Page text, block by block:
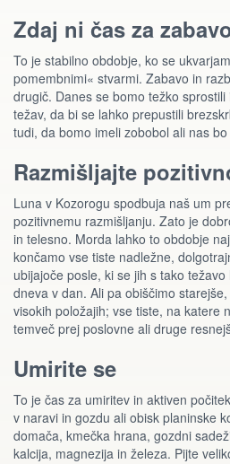
Zdaj ni čas za
To je stabilno obdobje, ko se
pomembnimi« stvarmi. Zabavo in
drugič. Danes se bomo težko
težav, da bi se lahko prepustili
tudi, da bomo imeli zobobol ali nas
Razmišljajte
Luna v Kozorogu spodbuja naš um
pozitivnemu razmišljanju. Zato je
in telesno. Morda lahko to obdobje
končamo vse tiste nadležne,
ubijajoče posle, ki se jih s tako
dneva v dan. Ali pa obiščimo
visokih položajih; vse tiste, na katere
temveč prej poslovne ali druge
Umirite se
To je čas za umiritev in aktiven
v naravi in gozdu ali obisk planinske
domača, kmečka hrana, gozdni
kalcija, magnezija in železa. Pijte